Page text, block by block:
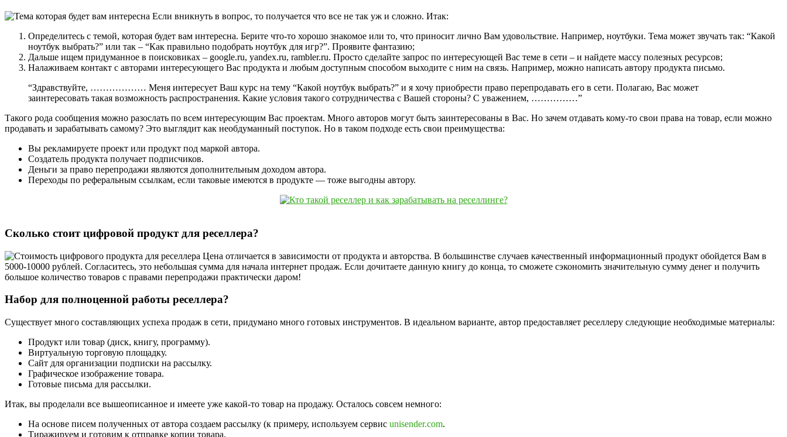
Если вникнуть в вопрос, то получается что все не так уж и сложно. Итак:
Определитесь с темой, которая будет вам интересна. Берите что-то хорошо знакомое или то, что приносит лично Вам удовольствие. Например, ноутбуки. Тема может звучать так: “Какой
ноутбук выбрать?” или так – “Как правильно подобрать ноутбук для игр?”. Проявите фантазию;
Дальше ищем придуманное в поисковиках – google.ru, yandex.ru, rambler.ru. Просто сделайте запрос по интересующей Вас теме в сети – и найдете массу полезных ресурсов;
Налаживаем контакт с авторами интересующего Вас продукта и любым доступным способом выходите с ним на связь. Например, можно написать автору продукта письмо.
“Здравствуйте, ……………… Меня интересует Ваш курс на тему “Какой ноутбук выбрать?” и я хочу приобрести право перепродавать его в сети. Полагаю, Вас может
заинтересовать такая возможность распространения. Какие условия такого сотрудничества с Вашей стороны? С уважением, ……………”
Такого рода сообщения можно разослать по всем интересующим Вас проектам. Много авторов могут быть заинтересованы в Вас. Но зачем отдавать кому-то свои права на товар, если можно
продавать и зарабатывать самому? Это выглядит как необдуманный поступок. Но в таком подходе есть свои преимущества:
Вы рекламируете проект или продукт под маркой автора.
Создатель продукта получает подписчиков.
Деньги за право перепродажи являются дополнительным доходом автора.
Переходы по реферальным ссылкам, если таковые имеются в продукте — тоже выгодны автору.
Сколько стоит цифровой продукт для реселлера?
Цена отличается в зависимости от продукта и авторства. В большинстве случаев качественный информационный продукт обойдется Вам в
5000-10000 рублей. Согласитесь, это небольшая сумма для начала интернет продаж. Если дочитаете данную книгу до конца, то сможете сэкономить значительную сумму денег и получить
большое количество товаров с правами перепродажи практически даром!
Набор для полноценной работы реселлера?
Существует много составляющих успеха продаж в сети, придумано много готовых инструментов. В идеальном варианте, автор предоставляет реселлеру следующие необходимые материалы:
Продукт или товар (диск, книгу, программу).
Виртуальную торговую площадку.
Сайт для организации подписки на рассылку.
Графическое изображение товара.
Готовые письма для рассылки.
Итак, вы проделали все вышеописанное и имеете уже какой-то товар на продажу. Осталось совсем немного:
На основе писем полученных от автора создаем рассылку (к примеру, используем сервис unisender.com.
Тиражируем и готовим к отправке копии товара.